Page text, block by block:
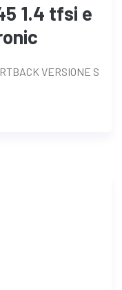
1.4 tfsi e
VERSIONE S